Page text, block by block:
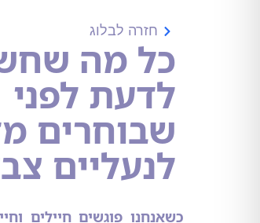
חזרה לבלוג
כל מה
לדעת לפני
שבוחרים
לנעליים
כשאנחנו פוגשים חיילים